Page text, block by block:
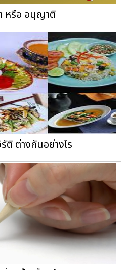
หรือ อนุญาติ
ติ ต่างกันอย่างไร